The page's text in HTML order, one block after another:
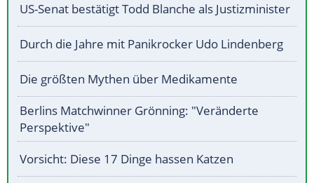
US-Senat bestätigt Todd Blanche als Justizminister
Durch die Jahre mit Panikrocker Udo Lindenberg
Die größten Mythen über Medikamente
Berlins Matchwinner Grönning: "Veränderte
Perspektive"
Vorsicht: Diese 17 Dinge hassen Katzen